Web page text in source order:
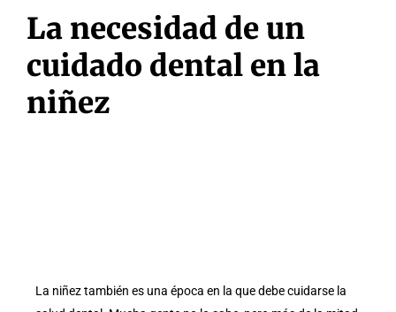
La necesidad de un
cuidado dental en la
niñez
La niñez también es una época en la que debe cuidarse la